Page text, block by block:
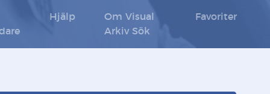
Hjälp
Om Visual
Arkiv Sök
Favoriter